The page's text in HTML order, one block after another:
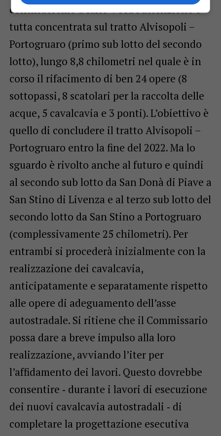
continueremo a farlo”. Ora l’attenzione è
tutta concentrata sul tratto Alvisopoli –
Portogruaro (primo sub lotto del secondo
lotto), lungo 8,8 chilometri nel quale è in
corso il rifacimento di ben 24 opere (8
sottopassi, 8 scatolari per la raccolta delle
acque, 5 cavalcavia e 3 ponti). L’obiettivo è
quello di concludere il tratto Alvisopoli –
Portogruaro entro la fine del 2022. Ma lo
sguardo è rivolto anche al futuro e quindi
al secondo sub lotto da San Donà di Piave a
San Stino di Livenza e al terzo sub lotto del
secondo lotto da San Stino a Portogruaro
(complessivamente 25 chilometri). Per
entrambi si procederà inizialmente con la
realizzazione dei cavalcavia,
anticipatamente e separatamente rispetto
alle opere di adeguamento dell’asse
autostradale. Si ritiene che il Commissario
possa dare a breve impulso alla loro
realizzazione, avviando l’iter per
l’affidamento dei lavori. Questo dovrebbe
consentire ‐ durante i lavori di esecuzione
dei nuovi cavalcavia autostradali ‐ di
completare la progettazione esecutiva